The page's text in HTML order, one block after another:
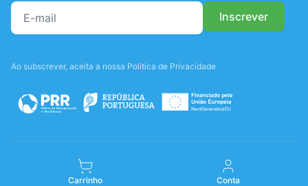
Ao subscrever, aceita a nossa Política de Privacidade
Carrinho Conta